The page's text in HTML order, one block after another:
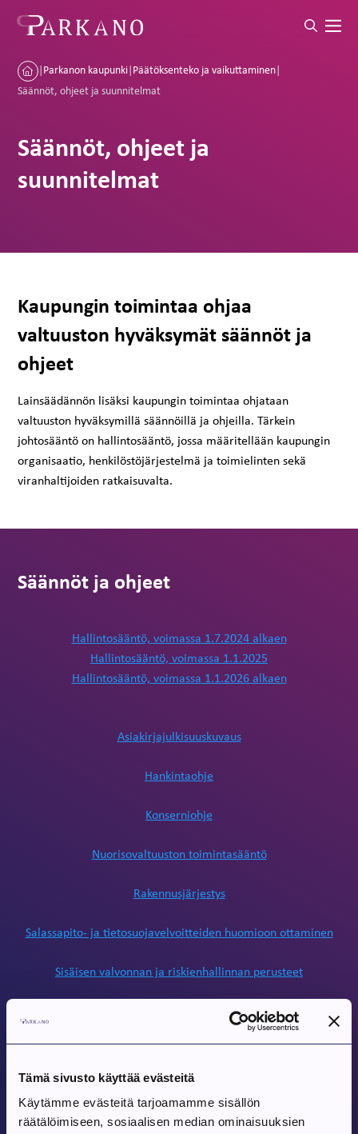
Tämä sivusto käyttää evästeitä
Käytämme evästeitä tarjoamamme sisällön
räätälöimiseen, sosiaalisen median ominaisuuksien
|Parkanon kaupunki|Päätöksenteko ja vaikuttaminen|
Säännöt, ohjeet ja suunnitelmat
Säännöt, ohjeet ja
suunnitelmat
Kaupungin toimintaa ohjaa
valtuuston hyväksymät säännöt ja
ohjeet
Lainsäädännön lisäksi kaupungin toimintaa ohjataan
valtuuston hyväksymillä säännöillä ja ohjeilla. Tärkein
johtosääntö on hallintosääntö, jossa määritellään kaupungin
organisaatio, henkilöstöjärjestelmä ja toimielinten sekä
viranhaltijoiden ratkaisuvalta.
Säännöt ja ohjeet
Hallintosääntö, voimassa 1.7.2024 alkaen
Hallintosääntö, voimassa 1.1.2025
Hallintosääntö, voimassa 1.1.2026 alkaen
Asiakirjajulkisuuskuvaus
Hankintaohje
Konserniohje
Nuorisovaltuuston toimintasääntö
Rakennusjärjestys
Salassapito- ja tietosuojavelvoitteiden huomioon ottaminen
Sisäisen valvonnan ja riskienhallinnan perusteet
Sosiaalisen median ohje
Tiedonhallintamalli
Tietosuojapolitiikka